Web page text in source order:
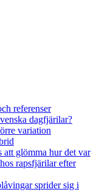
referenser
dagfjärilar?
variation
att glömma hur det var
rapsfjärilar efter
sprider sig i